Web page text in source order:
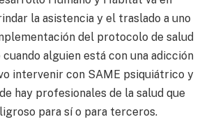
la asistencia y el traslado a uno
del protocolo de salud
alguien está con una adicción
intervenir con SAME psiquiátrico y
hay profesionales de la salud que
para sí o para terceros.